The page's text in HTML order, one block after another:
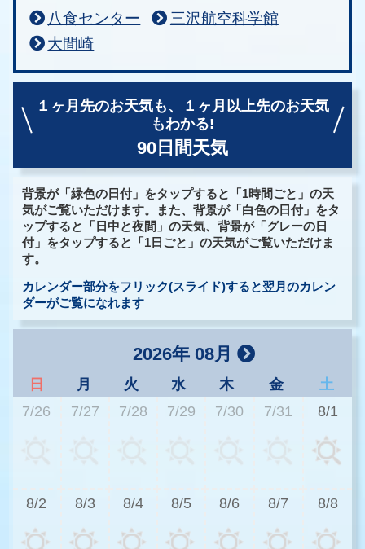
八食センター
三沢航空科学館
大間崎
１ヶ月先のお天気も、
１ヶ月以上先のお天気
もわかる!
90日間天気
背景が「緑色の日付」をタップすると「1時間ごと」の天
気がご覧いただけます。また、背景が「白色の日付」をタ
ップすると「日中と夜間」の天気、背景が「グレーの日
付」をタップすると「1日ごと」の天気がご覧いただけま
す。
カレンダー部分をフリック(スライド)すると翌月のカレン
ダーがご覧になれます
2026年 08月
日 月 火 水 木 金
土
7/26
7/27 7/28 7/29 7/30 7/31 8/1
8/2 8/3 8/4 8/5 8/6 8/7 8/8